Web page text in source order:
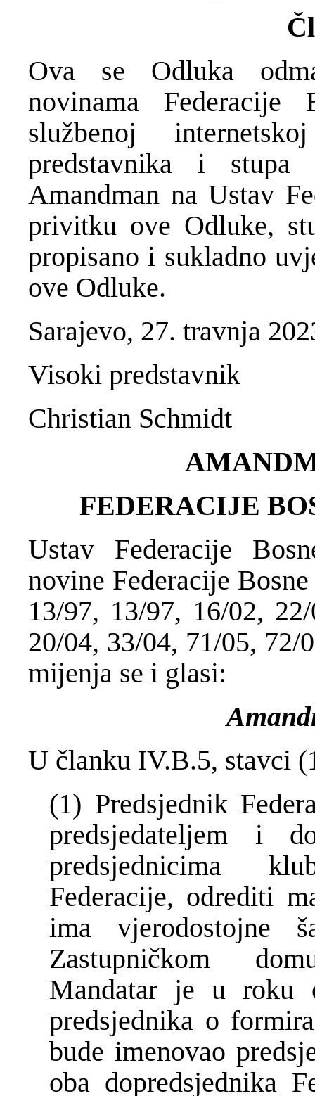
Ova se Odluka
novinama
službenoj
predstavnika i
Amandman na Ustav
privitku ove Odluke,
propisano i sukladno
ove Odluke.
Sarajevo, 27. travnja
Visoki predstavnik
Christian Schmidt
FEDERACIJE
Ustav Federacije
novine Federacije
13/97, 13/97, 16/02,
20/04, 33/04, 71/05, 72/
mijenja se i glasi:
U članku IV.B.5, stavci
(1) Predsjednik
predsjedateljem i
predsjednicima
Federacije, odrediti
ima vjerodostojne
Zastupničkom
Mandatar je u roku
predsjednika o
bude imenovao
oba dopredsjednika